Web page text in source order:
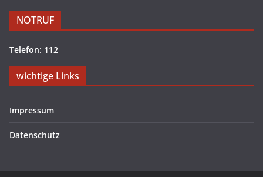
NOTRUF
Telefon: 112
wichtige Links
Impressum
Datenschutz